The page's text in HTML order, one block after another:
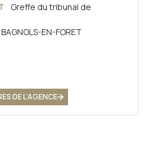
Greffe du tribunal de
BAGNOLS-EN-FORET
DE L'AGENCE